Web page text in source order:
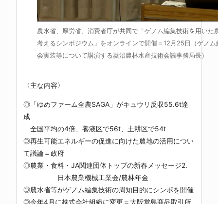
農水省、厚労省、消費者庁が共同で「ゲノム編集技術を用いた
考えるシンポジウム」をオンラインで開催＝12月25日（ゲノム
会実装等について講演する菱沼農林水産技術会議事務局長）
〈主な内容〉
◎「ゆめファーム全農SAGA」がキュウリ反収55.6t達
成
全国平均の4倍、養液区で56t、土耕区で54t
◎再生可能エネルギーの促進に向けた農地の活用につい
て議論＝政府
◎農業・食料・JA関連団体トップの新春メッセージ2.
日本農業機械工業会/農林年金
◎農水省等がゲノム編集技術の周知目的にシンポを開催
◎今年4月に株式会社組織に変更＝大阪堂島商品取引所